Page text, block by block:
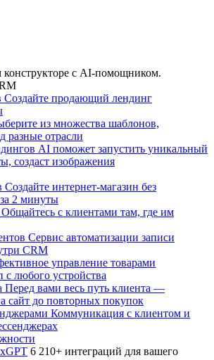
конструкторе с AI-помощником.
Создайте продающий лендинг
из множества шаблонов,
разные отрасли
AI поможет запустить уникальный
создаст изображения
Создайте интернет-магазин без
2 минуты
Общайтесь с клиентами там, где им
Сервис автоматизации записи
CRM
управление товарами
с любого устройства
Перед вами весь путь клиента —
сайт до повторных покупок
Коммуникация с клиентом и
6 210+ интеграций для вашего